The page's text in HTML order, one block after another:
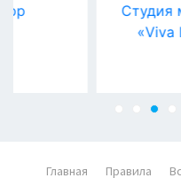
Студия
«Viva La Mar»
Главная Правила